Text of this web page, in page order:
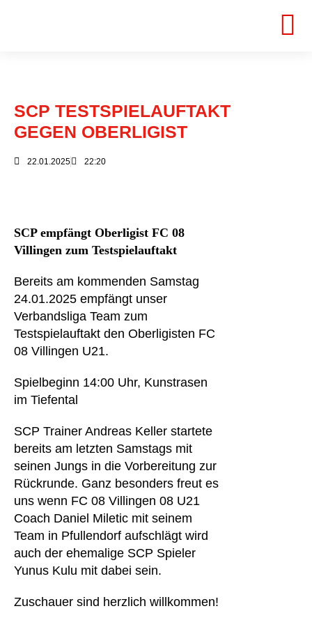
SCP TESTSPIELAUFTAKT
GEGEN OBERLIGIST
22.01.2025 22:20
SCP empfängt Oberligist FC 08
Villingen zum Testspielauftakt
Bereits am kommenden Samstag
24.01.2025 empfängt unser
Verbandsliga Team zum
Testspielauftakt den Oberligisten FC
08 Villingen U21.
Spielbeginn 14:00 Uhr, Kunstrasen
im Tiefental
SCP Trainer Andreas Keller startete
bereits am letzten Samstags mit
seinen Jungs in die Vorbereitung zur
Rückrunde. Ganz besonders freut es
uns wenn FC 08 Villingen 08 U21
Coach Daniel Miletic mit seinem
Team in Pfullendorf aufschlägt wird
auch der ehemalige SCP Spieler
Yunus Kulu mit dabei sein.
Zuschauer sind herzlich willkommen!